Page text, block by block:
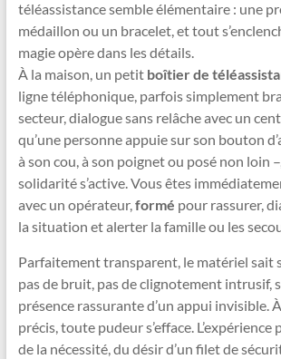
téléassistance semble élémentaire : une
médaillon ou un bracelet, et tout
magie opère dans les détails.
À la maison, un petit boîtier de
ligne téléphonique, parfois simplement
secteur, dialogue sans relâche avec un
qu’une personne appuie sur son bouton
à son cou, à son poignet ou posé non loin
solidarité s’active. Vous êtes
avec un opérateur,formé pour rassurer,
la situation et alerter la famille ou les
Parfaitement transparent, le matériel sait
pas de bruit, pas de clignotement intrusif,
présence rassurante d’un appui invisible.
précis, toute pudeur s’efface.
de la nécessité, du désir d’un filet de